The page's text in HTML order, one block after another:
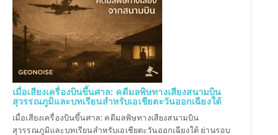
เมื่อเสียงเครื่องบินขึ้นศาล: คดีมลพิษทางเสียงสนามบิน
สุวรรณภูมิและบทเรียนสำหรับเอเชียตะวันออกเฉียงใต้
เมื่อเสียงเครื่องบินขึ้นศาล: คดีมลพิษทางเสียงสนามบิน
สุวรรณภูมิและบทเรียนสำหรับเอเชียตะวันออกเฉียงใต้ ย่านรอบ